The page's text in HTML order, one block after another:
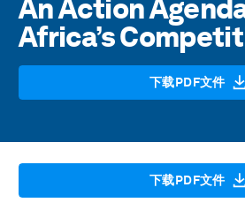
An Action
Africa’s
下载PDF文件
下载PDF文件